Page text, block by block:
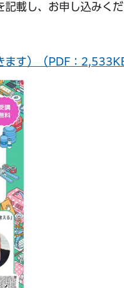
載し、お申し込みくだ
ます）（PDF：